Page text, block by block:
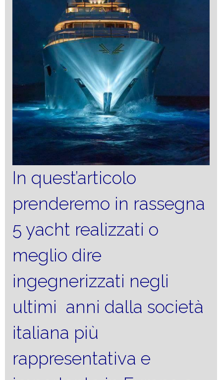
In quest’articolo
prenderemo in rassegna
5 yacht realizzati o
meglio dire
ingegnerizzati negli
ultimi anni dalla società
italiana più
rappresentativa e